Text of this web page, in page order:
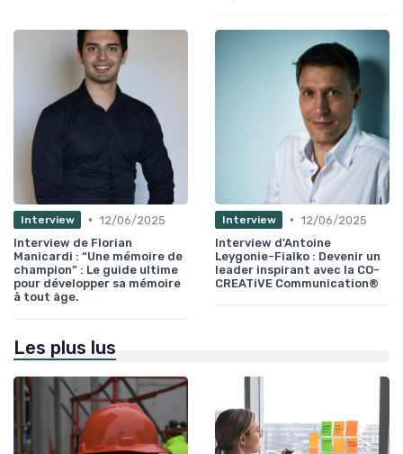
Interview • 12/06/2025
Interview de Florian
Manicardi : “Une mémoire de
champion” : Le guide ultime
pour développer sa mémoire
à tout âge.
Interview • 12/06/2025
Interview d'Antoine
Leygonie-Fialko : Devenir un
leader inspirant avec la CO-
CREATiVE Communication®
Les plus lus